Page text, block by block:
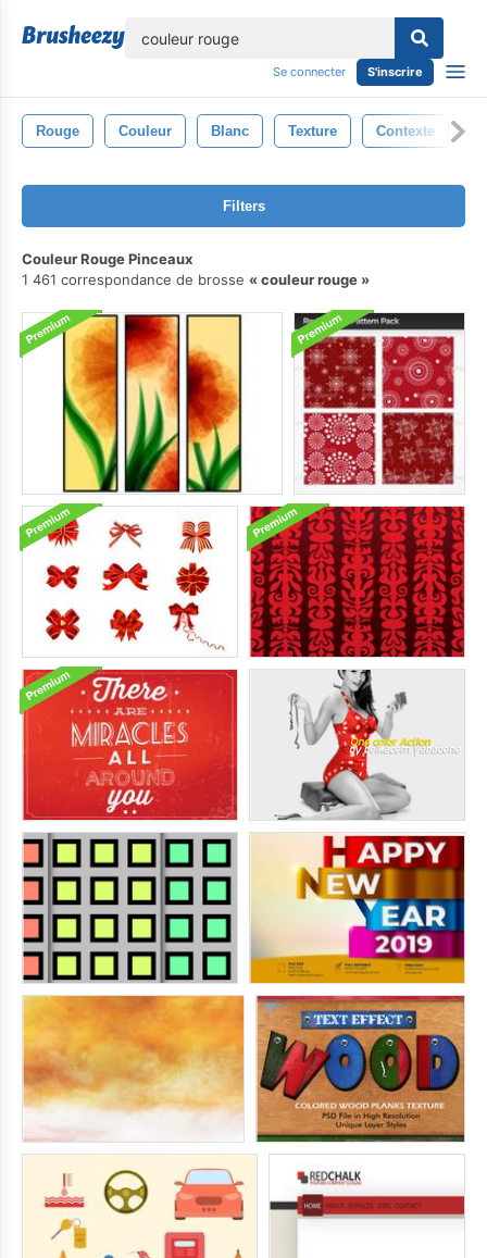
Se connecter S'inscrire
Rouge Couleur Blanc Texture Contexte
Filters
Couleur Rouge Pinceaux
1 461 correspondance de brosse
couleur rouge